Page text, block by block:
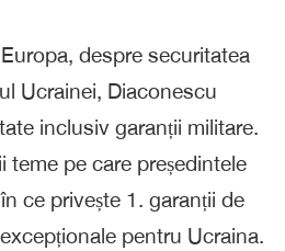
despre securitatea
Ucrainei, Diaconescu
inclusiv garanții militare.
teme pe care președintele
ce privește 1. garanții de
pentru Ucraina.